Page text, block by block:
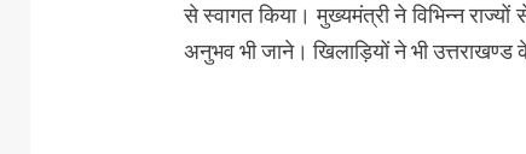
से स्वागत किया। मुख्यमंत्री ने विभिन्न
अनुभव भी जाने। खिलाड़ियों ने भी उत्तराखण्ड